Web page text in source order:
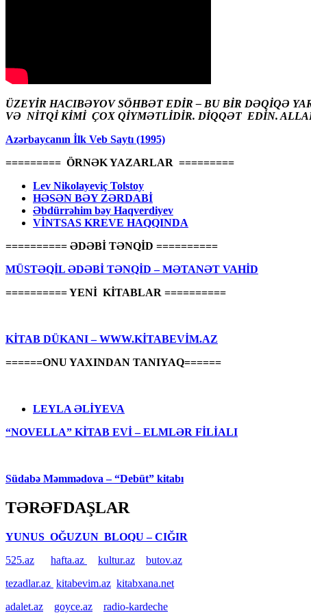
ÜZEYİR HACIBƏYOV SÖHBƏT EDİR – BU BİR DƏQİQƏ
VƏ NİTQİ KİMİ ÇOX QİYMƏTLİDİR. DİQQƏT EDİN.
Azərbaycanın İlk Veb Saytı (1995)
========= ÖRNƏK YAZARLAR =========
Lev Nikolayeviç Tolstoy
HƏSƏN BƏY ZƏRDABİ
Əbdürrəhim bəy Haqverdiyev
VİNTSAS KREVE HAQQINDA
========== ƏDƏBİ TƏNQİD ==========
MÜSTƏQİL ƏDƏBİ TƏNQİD – MƏTANƏT VAHİD
========== YENİ KİTABLAR ==========
KİTAB DÜKANI – WWW.KİTABEVİM.AZ
======ONU YAXINDAN TANIYAQ======
LEYLA ƏLİYEVA
“NOVELLA” KİTAB EVİ – ELMLƏR FİLİALI
Südabə Məmmədova – “Debüt” kitabı
TƏRƏFDAŞLAR
YUNUS OĞUZUN BLOQU – CIĞIR
525.az
hafta.az kultur.az
butov.az
tezadlar.az kitabevim.az kitabxana.net
adalet.az
goyce.az radio-kardeche